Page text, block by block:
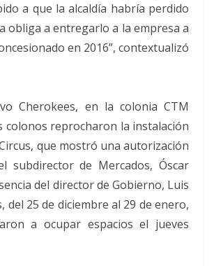
a que la alcaldía habría perdido
obliga a entregarlo a la empresa a
en 2016”, contextualizó
Cherokees, en la colonia CTM
colonos reprocharon la instalación
que mostró una autorización
subdirector de Mercados, Óscar
del director de Gobierno, Luis
del 25 de diciembre al 29 de enero,
a ocupar espacios el jueves